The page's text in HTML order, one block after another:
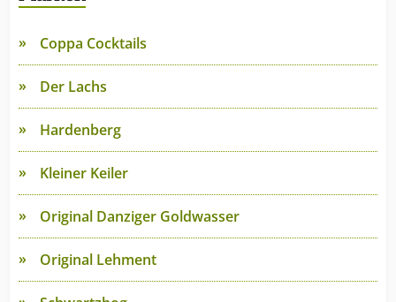
Coppa Cocktails
Der Lachs
Hardenberg
Kleiner Keiler
Original Danziger Goldwasser
Original Lehment